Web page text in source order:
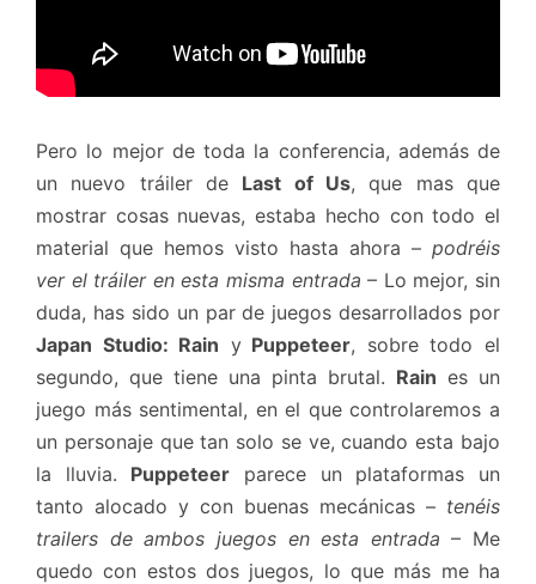
Pero lo mejor de toda la conferencia, además de
un nuevo tráiler de Last of Us, que mas que
mostrar cosas nuevas, estaba hecho con todo el
material que hemos visto hasta ahora – podréis
ver el tráiler en esta misma entrada – Lo mejor, sin
duda, has sido un par de juegos desarrollados por
Japan Studio: Rain yPuppeteer, sobre todo el
segundo, que tiene una pinta brutal. Rain es un
juego más sentimental, en el que controlaremos a
un personaje que tan solo se ve, cuando esta bajo
la lluvia. Puppeteer parece un plataformas un
tanto alocado y con buenas mecánicas – tenéis
trailers de ambos juegos en esta entrada – Me
quedo con estos dos juegos, lo que más me ha